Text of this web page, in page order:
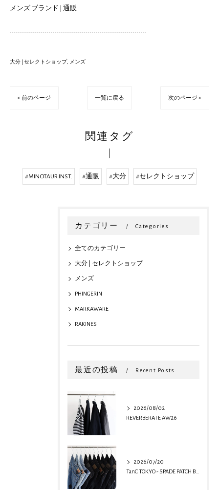
メンズ ブランド | 通販
----------------------------------------------------------------------
大分 | セレクトショップ メンズ
< 前のページ 一覧に戻る 次のページ >
関連タグ
#MINOTAUR INST. #通販 #大分 #セレクトショップ
カテゴリー Categories
全てのカテゴリー
大分 | セレクトショップ
メンズ
PHINGERIN
MARKAWARE
RAKINES
最近の投稿 Recent Posts
2026/08/02
REVERBERATE AW26
2026/07/20
TanC TOKYO - SPADE PATCH BUGGY REMAKE DENIM